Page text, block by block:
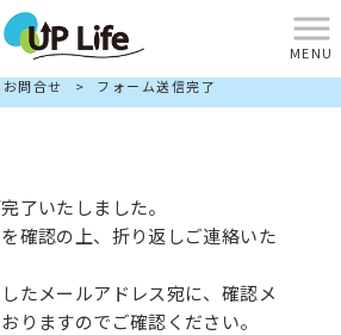
MENU
ーム送信完了
THANKS
お問合せ > フォーム送信完了
了いたしました。
確認の上、折り返しご連絡いた
たメールアドレス宛に、確認メ
りますのでご確認ください。